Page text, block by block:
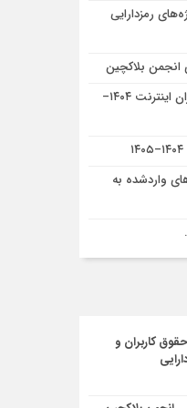
رمزدارایی
بلاکچین
گزارش کامل ملی تاب‌آوری اقتصاد دیجیتال در بحران اینترنت ۱۴۰۴–
واردشده به
کاربران و